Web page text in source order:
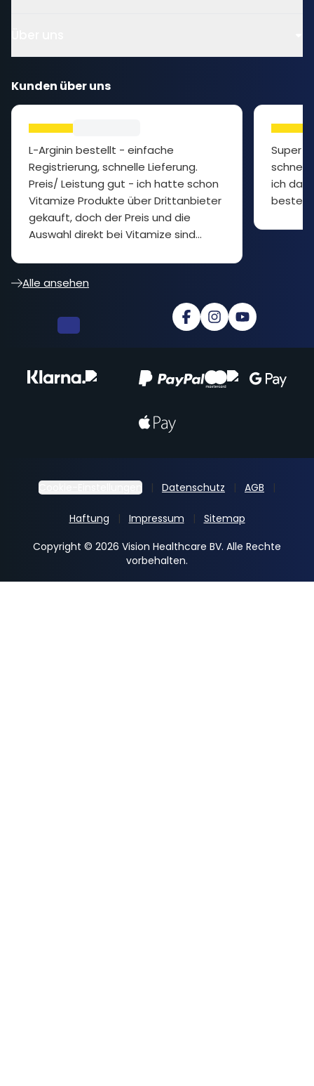
Kunden über uns
L-Arginin bestellt - einfache
Registrierung, schnelle Lieferung.
Preis/ Leistung gut - ich hatte schon
Vitamize Produkte über Drittanbieter
gekauft, doch der Preis und die
Auswahl direkt bei Vitamize sind
Super
ich das
Alle ansehen
Cookie-Einstellungen Datenschutz AGB
Haftung Impressum
Sitemap
Copyright © 2026 Vision Healthcare BV. Alle Rechte
vorbehalten.